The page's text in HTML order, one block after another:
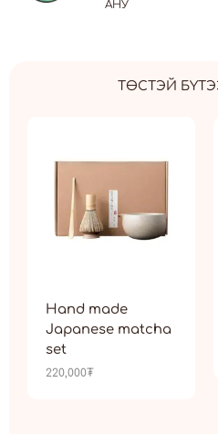
АНУ
ТӨСТЭЙ
Hand made
Japanese matcha
set
220,000₮